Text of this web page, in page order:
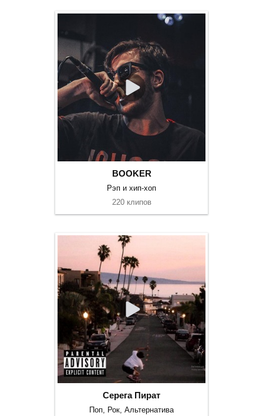
BOOKER
Рэп и хип-хоп
220 клипов
Серега Пират
Поп, Рок, Альтернатива